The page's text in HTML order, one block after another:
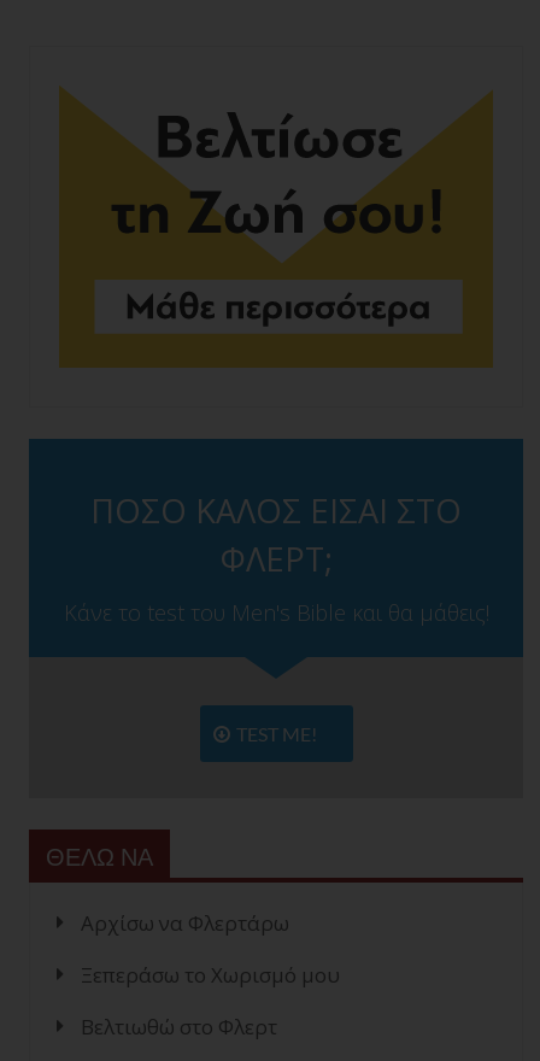
ΠΟΣΟ ΚΑΛΟΣ ΕΙΣΑΙ ΣΤΟ
ΦΛΕΡΤ;
Κάνε το test του Men's Bible και θα μάθεις!
TEST ME!
ΘΕΛΩ ΝΑ
Αρχίσω να Φλερτάρω
Ξεπεράσω το Χωρισμό μου
Βελτιωθώ στο Φλερτ